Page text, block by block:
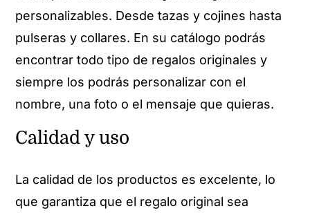
personalizables. Desde tazas y cojines hasta
pulseras y collares. En su catálogo podrás
encontrar todo tipo de regalos originales y
siempre los podrás personalizar con el
nombre, una foto o el mensaje que quieras.
Calidad y uso
La calidad de los productos es excelente, lo
que garantiza que el regalo original sea